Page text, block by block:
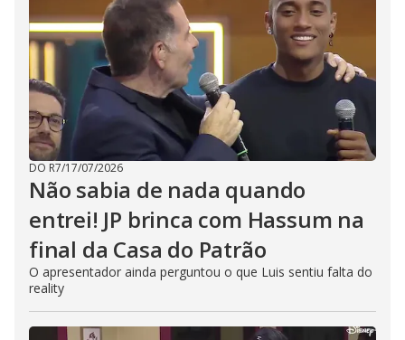
DO R7/17/07/2026
Não sabia de nada quando
entrei! JP brinca com Hassum na
final da Casa do Patrão
O apresentador ainda perguntou o que Luis sentiu falta do
reality